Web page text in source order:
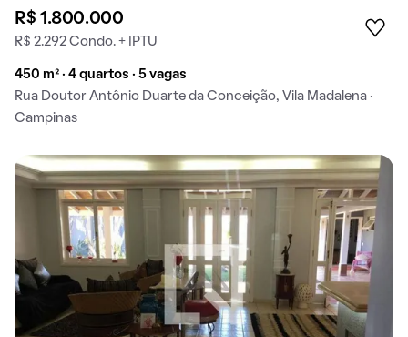
R$ 1.800.000
R$ 2.292 Condo. + IPTU
450 m² · 4 quartos · 5 vagas
Rua Doutor Antônio Duarte da Conceição, Vila Madalena ·
Campinas